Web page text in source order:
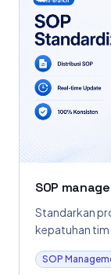
SOP
Standarkan
kepatuhan tim
SOP